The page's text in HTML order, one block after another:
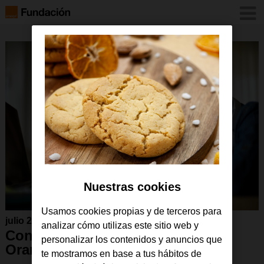
julio 2021
Conoce la #TarifaSocial de
Orange
Nuestras cookies
Usamos cookies propias y de terceros para
analizar cómo utilizas este sitio web y
personalizar los contenidos y anuncios que
te mostramos en base a tus hábitos de